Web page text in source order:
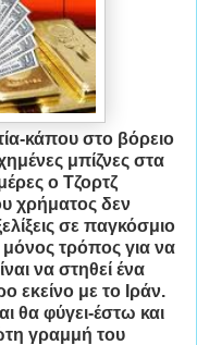
κάπου στο βόρειο
μπίζνες στα
ο Τζορτζ
χρήματος δεν
σε παγκόσμιο
τρόπος για να
να στηθεί ένα
εκείνο με το Ιράν.
θα φύγει-έστω και
γραμμή του